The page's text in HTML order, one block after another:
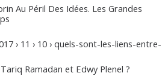
Au Péril Des Idées. Les Grandes
› 11 › 10 › quels-sont-les-liens-entre-
Ramadan et Edwy Plenel ?